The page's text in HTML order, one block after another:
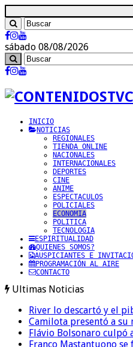
sábado 08/08/2026
INICIO
NOTICIAS
REGIONALES
TIENDA ONLINE
NACIONALES
INTERNACIONALES
DEPORTES
CINE
ANIME
ESPECTACULOS
POLICIALES
ECONOMIA
POLITICA
TECNOLOGIA
ESPIRITUALIDAD
QUIENES SOMOS?
AUSPICIANTES E
PROGRAMACIÓN AL AIRE
CONTACTO
Ultimas Noticias
River lo descartó y el
Camilota presentó a su
Flávio Bolsonaro culpó
Franco Mastantuono